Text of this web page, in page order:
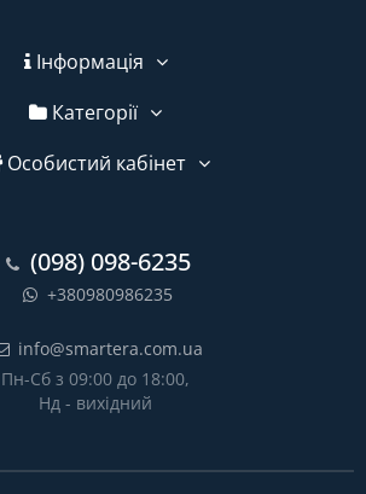
Інформація
Категорії
Особистий кабінет
(098) 098-6235
+380980986235
info@smartera.com.ua
Пн-Сб з 09:00 до 18:00,
Нд - вихідний